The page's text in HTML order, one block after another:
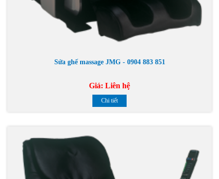
Sửa ghế massage JMG - 0904 883 851
Giá: Liên hệ
Chi tiết